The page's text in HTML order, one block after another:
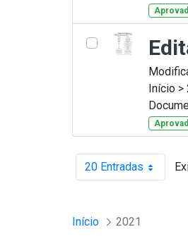
Início >
20 EntradasPor página
Início 2021